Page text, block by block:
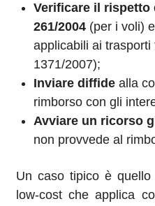
Verificare il rispetto
261/2004 (per i voli)
applicabili ai
1371/2007);
Inviare diffide alla
rimborso con gli
Avviare un ricorso
non provvede al
Un caso tipico è
low-cost che applica